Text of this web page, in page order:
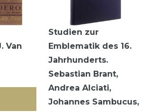
Van
Studien zur
Emblematik des 16.
Jahrhunderts.
Sebastian Brant,
Andrea Alciati,
Johannes Sambucus,